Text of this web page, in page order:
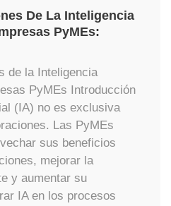
De La Inteligencia
PyMEs:
de la Inteligencia
PyMEs Introducción
(IA) no es exclusiva
Las PyMEs
sus beneficios
mejorar la
y aumentar su
IA en los procesos